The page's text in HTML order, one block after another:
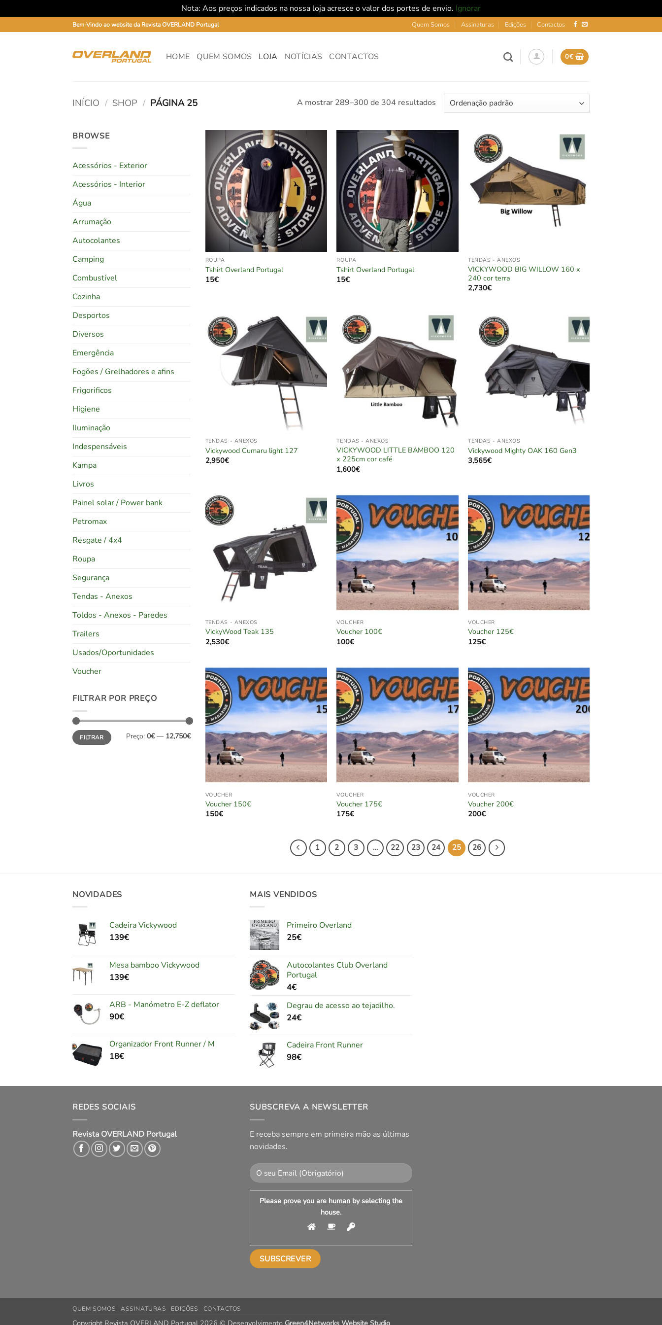
Nota: Aos preços indicados na nossa loja acresce o valor dos portes de envio. Ignorar
to
Bem-Vindo ao website da Revista OVERLAND Portugal Quem Somos Assinaturas Edições Contactos
HOME QUEM SOMOS LOJA NOTÍCIAS CONTACTOS 0€
INÍCIO / SHOP / PÁGINA 25 A mostrar 289–300 de 304 resultados
BROWSE
Acessórios - Exterior
Acessórios - Interior
Água
Arrumação
Autocolantes
Camping
Combustível
Cozinha
Desportos
Diversos
Emergência
Fogões / Grelhadores e afins
Frigorificos
Higiene
Iluminação
Indespensáveis
Kampa
Livros
Painel solar / Power bank
Petromax
Resgate / 4x4
Roupa
Segurança
Tendas - Anexos
Toldos - Anexos - Paredes
Trailers
Usados/Oportunidades
Voucher
FILTRAR POR PREÇO
Preço
mínimo
Preço
máximo
FILTRAR Preço: 0€— 12,750€
ROUPA
Tshirt Overland Portugal
15€
ROUPA
Tshirt Overland Portugal
15€
TENDAS - ANEXOS
VICKYWOOD BIG WILLOW 160 x
240 cor terra
2,730€
TENDAS - ANEXOS
Vickywood Cumaru light 127
2,950€
TENDAS - ANEXOS
VICKYWOOD LITTLE BAMBOO 120
x 225cm cor café
1,600€
TENDAS - ANEXOS
Vickywood Mighty OAK 160 Gen3
3,565€
TENDAS - ANEXOS
VickyWood Teak 135
2,530€
VOUCHER
Voucher 100€
100€
VOUCHER
Voucher 125€
125€
VOUCHER
Voucher 150€
150€
VOUCHER
Voucher 175€
175€
VOUCHER
Voucher 200€
200€
1 2 3 … 22 23 24 25 26
NOVIDADES
Cadeira Vickywood
139€
Mesa bamboo Vickywood
139€
ARB - Manómetro E-Z deflator
90€
Organizador Front Runner / M
18€
MAIS VENDIDOS
Primeiro Overland
25€
Autocolantes Club Overland
Portugal
4€
Degrau de acesso ao tejadilho.
24€
Cadeira Front Runner
98€
REDES SOCIAIS
Revista OVERLAND Portugal
SUBSCREVA A NEWSLETTER
E receba sempre em primeira mão as últimas
novidades.
Please prove you are human by selecting the
house.
QUEM SOMOS ASSINATURAS EDIÇÕES CONTACTOS